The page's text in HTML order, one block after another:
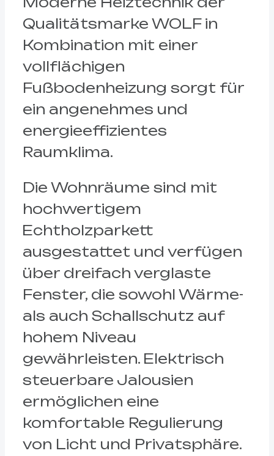
Qualitätsmarke WOLF in
Kombination mit einer
vollflächigen
Fußbodenheizung sorgt für
ein angenehmes und
energieeffizientes
Raumklima.
Die Wohnräume sind mit
hochwertigem
Echtholzparkett
ausgestattet und verfügen
über dreifach verglaste
Fenster, die sowohl Wärme-
als auch Schallschutz auf
hohem Niveau
gewährleisten. Elektrisch
steuerbare Jalousien
ermöglichen eine
komfortable Regulierung
von Licht und Privatsphäre.